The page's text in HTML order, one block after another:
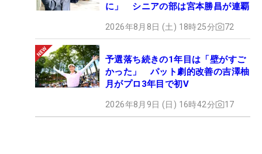
に」 シニアの部は宮本勝昌が連覇
2026年8月8日 (土) 18時25分 72
予選落ち続きの1年目は「壁がすご
かった」 パット劇的改善の吉澤柚
月がプロ3年目で初V
2026年8月9日 (日) 16時42分 17